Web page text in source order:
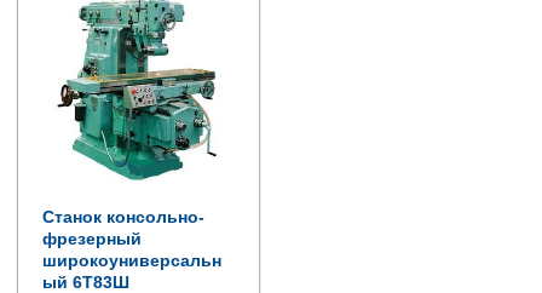
Станок консольно-
фрезерный
широкоуниверсальн
ый 6Т83Ш